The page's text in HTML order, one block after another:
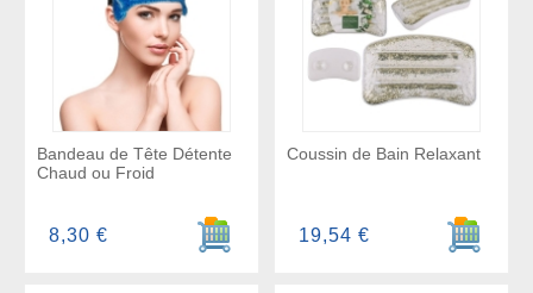
Bandeau de Tête Détente
Chaud ou Froid
Ajouter au panier
8,30 €
Coussin de Bain Relaxant
Ajouter
19,54 €